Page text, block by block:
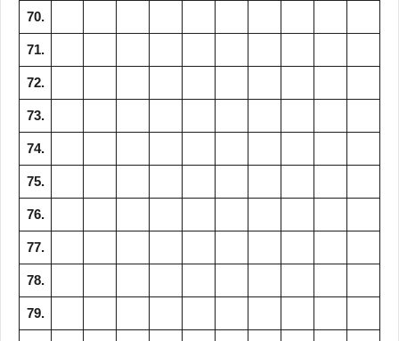
70.
71.
72.
73.
74.
75.
76.
77.
78.
79.